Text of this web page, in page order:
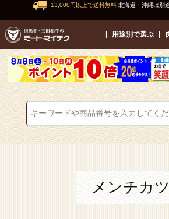
13,000円以上で送料無料 北海道・沖縄は別
用途別で選ぶ
メンチカツ